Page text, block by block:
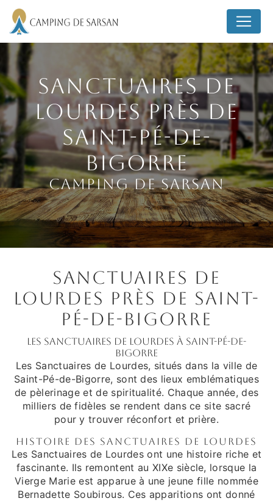
Sanctuaires de
Lourdes près de
Saint-Pé-de-
Bigorre
Camping de Sarsan
Sanctuaires de
Lourdes près de Saint-
Pé-de-Bigorre
Les Sanctuaires de Lourdes à Saint-Pé-de-
Bigorre
Les Sanctuaires de Lourdes, situés dans la ville de
Saint-Pé-de-Bigorre, sont des lieux emblématiques
de pèlerinage et de spiritualité. Chaque année, des
milliers de fidèles se rendent dans ce site sacré
pour y trouver réconfort et prière.
Histoire des Sanctuaires de Lourdes
Les Sanctuaires de Lourdes ont une histoire riche et
fascinante. Ils remontent au XIXe siècle, lorsque la
Vierge Marie est apparue à une jeune fille nommée
Bernadette Soubirous. Ces apparitions ont donné
Panneau de gestion des cookies